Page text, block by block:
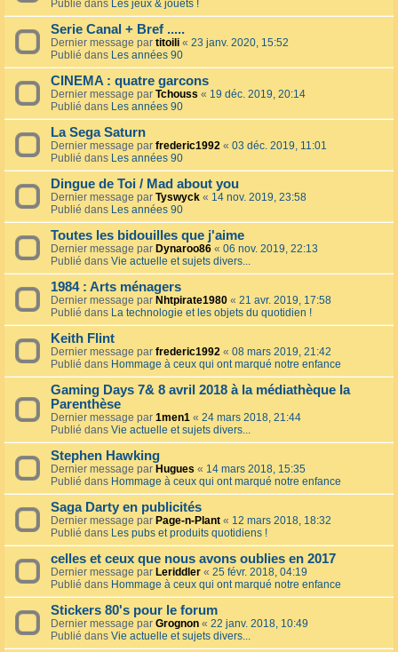
Publié dans Les jeux & jouets !
Serie Canal + Bref .....
Dernier message par titoili « 23 janv. 2020, 15:52
Publié dans Les années 90
CINEMA : quatre garcons
Dernier message par Tchouss « 19 déc. 2019, 20:14
Publié dans Les années 90
La Sega Saturn
Dernier message par frederic1992 « 03 déc. 2019, 11:01
Publié dans Les années 90
Dingue de Toi / Mad about you
Dernier message par Tyswyck « 14 nov. 2019, 23:58
Publié dans Les années 90
Toutes les bidouilles que j'aime
Dernier message par Dynaroo86 « 06 nov. 2019, 22:13
Publié dans Vie actuelle et sujets divers...
1984 : Arts ménagers
Dernier message par Nhtpirate1980 « 21 avr. 2019, 17:58
Publié dans La technologie et les objets du quotidien !
Keith Flint
Dernier message par frederic1992 « 08 mars 2019, 21:42
Publié dans Hommage à ceux qui ont marqué notre enfance
Gaming Days 7& 8 avril 2018 à la médiathèque la
Parenthèse
Dernier message par 1men1 « 24 mars 2018, 21:44
Publié dans Vie actuelle et sujets divers...
Stephen Hawking
Dernier message par Hugues « 14 mars 2018, 15:35
Publié dans Hommage à ceux qui ont marqué notre enfance
Saga Darty en publicités
Dernier message par Page-n-Plant « 12 mars 2018, 18:32
Publié dans Les pubs et produits quotidiens !
celles et ceux que nous avons oublies en 2017
Dernier message par Leriddler « 25 févr. 2018, 04:19
Publié dans Hommage à ceux qui ont marqué notre enfance
Stickers 80's pour le forum
Dernier message par Grognon « 22 janv. 2018, 10:49
Publié dans Vie actuelle et sujets divers...